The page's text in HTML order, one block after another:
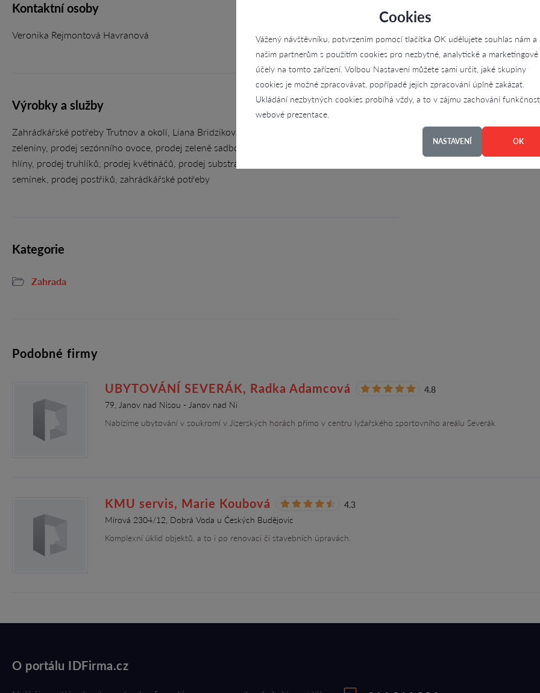
Cookies
Vážený návštěvníku, potvrzením pomocí tlačítka OK udělujete souhlas nám a
našim partnerům s použitím cookies pro nezbytné, analytické a marketingové
účely na tomto zařízení. Volbou Nastavení můžete sami určit, jaké skupiny
cookies je možné zpracovávat, popřípadě jejich zpracování úplně zakázat.
Ukládání nezbytných cookies probíhá vždy, a to v zájmu zachování
webové prezentace.
NASTAVENÍ OK
Kontaktní osoby
Veronika Rejmontová Havranová
Výrobky a služby
Zahrádkářské potřeby Trutnov a okolí, Liana Bridziková Trutnov, prodej, prodej sezónní
zeleniny, prodej sezónního ovoce, prodej zeleně sadbou, prodej věcí sezónního rázu, prodej
hlíny, prodej truhlíků, prodej květináčů, prodej substrátu, prodej sezónních květin, prodej
semínek, prodej postřiků, zahrádkářské potřeby
Kategorie
Zahrada
Podobné firmy
UBYTOVÁNÍ SEVERÁK, Radka Adamcová
4.8
79, Janov nad Nisou - Janov nad Ni
Nabízíme ubytování v soukromí v Jizerských horách přímo v centru lyžařského sportovního areálu Severák
KMU servis, Marie Koubová
4.3
Mírová 2304/12, Dobrá Voda u Českých Budějovic
Komplexní úklid objektů, a to i po renovaci či stavebních úpravách.
O portálu IDFirma.cz